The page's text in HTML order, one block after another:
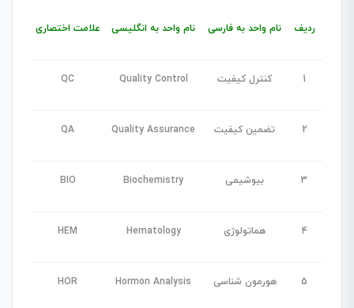
ردیف نام واحد به فارسی نام واحد به انگلیسی علامت اختصاری
1 کنترل کیفیت Quality Control
QC
2 تضمین کیفیت Quality Assurance
QA
3 بیوشیمی Biochemistry
BIO
4 هماتولوژی Hematology
HEM
5 هورمون شناسی Hormon Analysis
HOR